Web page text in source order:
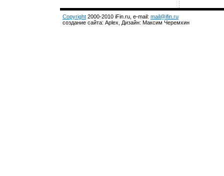
Copyright 2000-2010 iFin.ru, e-mail: mail@ifin.ru
создание сайта: Aplex, Дизайн: Максим Черемхин